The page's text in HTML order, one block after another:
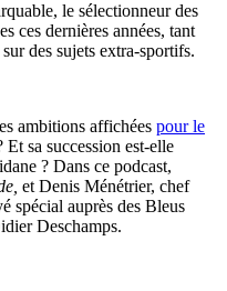
le sélectionneur des
ces dernières années, tant
des sujets extra-sportifs.
ambitions affichées pour le
Et sa succession est-elle
? Dans ce podcast,
et Denis Ménétrier, chef
spécial auprès des Bleus
Deschamps.